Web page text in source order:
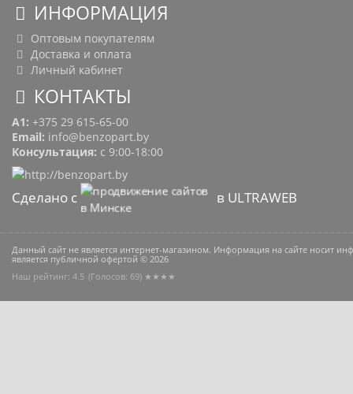
ИНФОРМАЦИЯ
Оптовым покупателям
Доставка и оплата
Личный кабинет
КОНТАКТЫ
A1: +375 29 615-65-00
Email: info@benzopart.by
Консультация: с 9:00-18:00
Сделано с в ULTRAWEB
Данный сайт не является интернет-магазином. Информация на сайте носит
является публичной офертой © 2026
Наш рейтинг: 4.5 (Голосов: 69) ★★★★